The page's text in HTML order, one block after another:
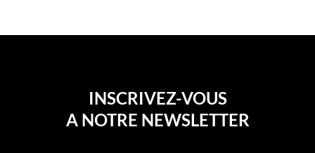
INSCRIVEZ-VOUS
A NOTRE NEWSLETTER